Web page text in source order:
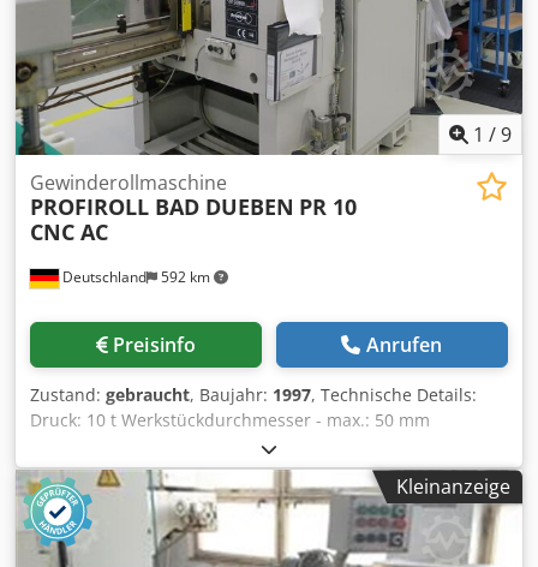
1 /9
Deutschland 592 km
Gewinderollmaschine
PROFIROLL BAD DUEBEN PR 10
CNC AC
Preisinfo Anrufen
Zustand: gebraucht, Baujahr: 1997, Technische Details:
Druck: 10 t Werkstückdurchmesser - max.: 50 mm
Gewindelänge: 100 mm gr. walzbare Steigung: 3 mm
Walzkraft: 100 kN Werkstückdurchmesser min/max:
117/175 mm Drehzahlen: 0 - 150 U/min Maschinengewicht
ca.: 2550 t Dwsdpfx Aksx Iu Ifevoa Abmessungen Maschine:
1,25 x 1,38 x 2,15 m
Kleinanzeige